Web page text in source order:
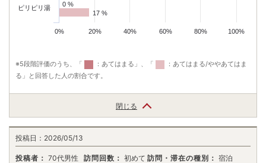
0 %
0 %
17 %
17 %
0% 20% 40% 60% 80% 100%
ピリピリ湯
※5段階評価のうち、「 ：あてはまる」、「
：あてはまる/ややあてはま
る」と回答した人の割合です。
閉じる
投稿日： 2026/05/13
投稿者： 70代男性 訪問回数： 初めて 訪問・滞在の種別： 宿泊